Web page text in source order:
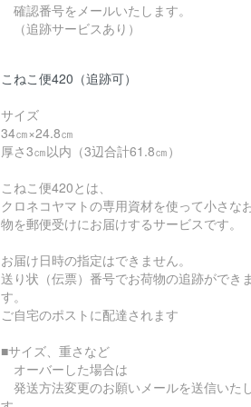
確認番号をメールいたします。
（追跡サービスあり）
こねこ便420（追跡可）
サイズ
34㎝×24.8㎝
厚さ3㎝以内（3辺合計61.8㎝）
こねこ便420とは、
クロネコヤマトの専用資材を使って小さな
物を郵便受けにお届けするサービスです。
お届け日時の指定はできません。
送り状（伝票）番号でお荷物の追跡ができま
す。
ご自宅のポストに配達されます
■サイズ、重さなど
オーバーした場合は
発送方法変更のお願いメールを送信いた